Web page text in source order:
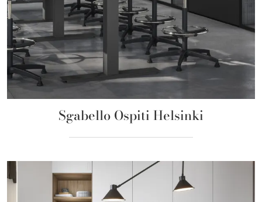
Sgabello Ospiti Helsinki